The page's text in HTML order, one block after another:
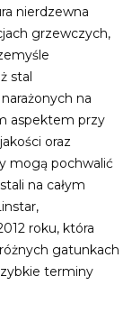
nierdzewna
grzewczych,
stal
na
aspektem przy
oraz
mogą pochwalić
na całym
roku, która
gatunkach
terminy